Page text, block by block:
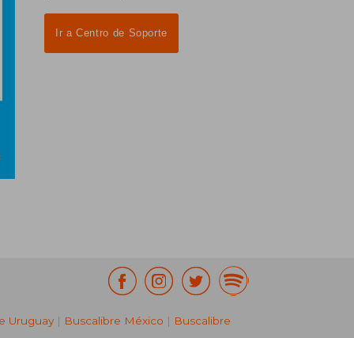
Ir a Centro de Soporte
Uruguay | Buscalibre México | Buscalibre